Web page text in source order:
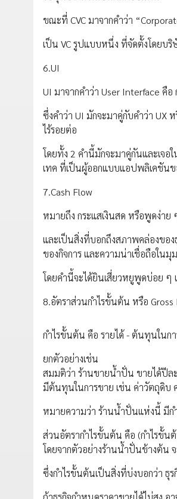
ขณะที่ CVC มาจากคำว่า
เป็น VC รูปแบบหนึ่ง ที่จัดตั้งโดยบ
6.UI
UI มาจากคำว่า User Interface คื
ซึ่งคำว่า UI มักจะมาคู่กับคำว่า UX
ไร้รอยต่อ
โดยทั้ง 2 คำนี้มักจะมาคู่กันและเจ
เทค ที่เป็นผู้ออกแบบแอปพลิเคชันข
7.Cash Flow
หมายถึง กระแสเงินสด หรือพูดง่าย
และเป็นสิ่งที่บอกถึงสภาพคล่องของ
ของกิจการ และความน่าเชื่อถือใน
โดยคำนี้จะได้ยินเสี่ยวหยูพูดบ่อย ๆ
8.อัตราส่วนกำไรขั้นต้น หรือ Gross
กำไรขั้นต้น คือ รายได้ - ต้นทุนในก
ยกตัวอย่างเช่น
สมมติว่า ร้านขายน้ำปั่น ขายได้ปีล
มีต้นทุนในการขาย เช่น ค่าวัตถุดิ
หมายความว่า ร้านน้ำปั่นแห่งนี้ มี
ส่วนอัตรากำไรขั้นต้น คือ (กำไรขั้น
โดยจากตัวอย่างร้านน้ำปั่นข้างต้น
ซึ่งกำไรขั้นต้นเป็นสิ่งที่บ่งบอกว่า